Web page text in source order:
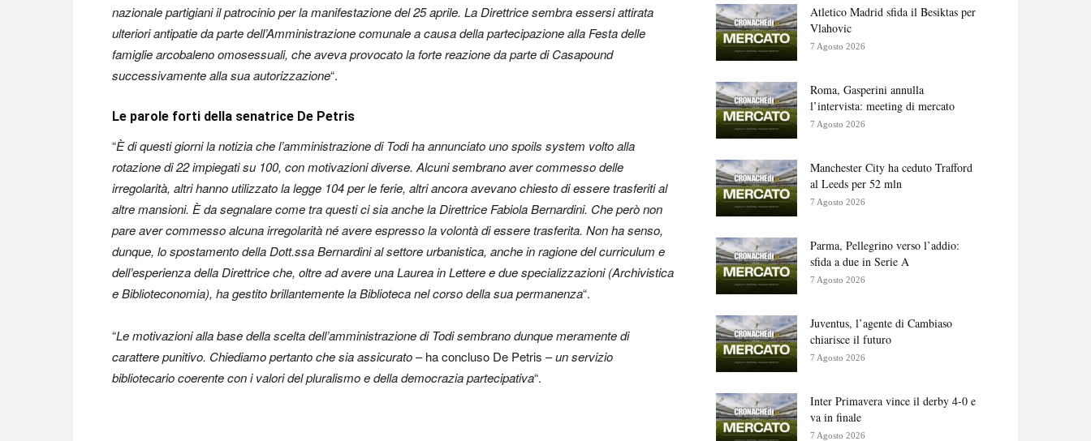
nazionale partigiani il patrocinio per la manifestazione del 25 aprile. La Direttrice sembra essersi attirata
ulteriori antipatie da parte dell’Amministrazione comunale a causa della partecipazione alla Festa delle
famiglie arcobaleno omosessuali, che aveva provocato la forte reazione da parte di Casapound
successivamente alla sua autorizzazione“.
Le parole forti della senatrice De Petris
“È di questi giorni la notizia che l’amministrazione di Todi ha annunciato uno spoils system volto alla
rotazione di 22 impiegati su 100, con motivazioni diverse. Alcuni sembrano aver commesso delle
irregolarità, altri hanno utilizzato la legge 104 per le ferie, altri ancora avevano chiesto di essere trasferiti al
altre mansioni. È da segnalare come tra questi ci sia anche la Direttrice Fabiola Bernardini. Che però non
pare aver commesso alcuna irregolarità né avere espresso la volontà di essere trasferita. Non ha senso,
dunque, lo spostamento della Dott.ssa Bernardini al settore urbanistica, anche in ragione del curriculum e
dell’esperienza della Direttrice che, oltre ad avere una Laurea in Lettere e due specializzazioni (Archivistica
e Biblioteconomia), ha gestito brillantemente la Biblioteca nel corso della sua permanenza“.
“Le motivazioni alla base della scelta dell’amministrazione di Todi sembrano dunque meramente di
carattere punitivo. Chiediamo pertanto che sia assicurato– ha concluso De Petris –un servizio
bibliotecario coerente con i valori del pluralismo e della democrazia partecipativa“.
Atletico Madrid sfida il Besiktas per
Vlahovic
7 Agosto 2026
Roma, Gasperini annulla
l’intervista: meeting di mercato
7 Agosto 2026
Manchester City ha ceduto Trafford
al Leeds per 52 mln
7 Agosto 2026
Parma, Pellegrino verso l’addio:
sfida a due in Serie A
7 Agosto 2026
Juventus, l’agente di Cambiaso
chiarisce il futuro
7 Agosto 2026
Inter Primavera vince il derby 4-0 e
va in finale
7 Agosto 2026